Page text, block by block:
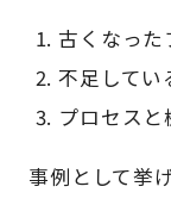
古くなった
不足してい
プロセス
事例として挙